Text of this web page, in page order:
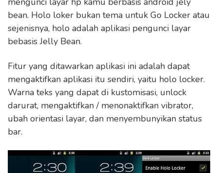
bean. Holo loker bukan tema untuk Go Locker atau
sejenisnya, holo adalah aplikasi pengunci layar
bebasis Jelly Bean.
Fitur yang ditawarkan aplikasi ini adalah dapat
mengaktifkan aplikasi itu sendiri, yaitu holo locker.
Warna teks yang dapat di kustomisasi, unlock
darurat, mengaktifkan / menonaktifkan vibrator,
ubah orientasi layar, dan menyembunyikan status
bar.